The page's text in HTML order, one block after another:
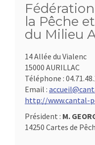
la Pêche
du Milieu
14 Allée du Vialenc
15000 AURILLAC
Téléphone :
Email :
http://www.cantal-
Président : M.
14250 Cartes de